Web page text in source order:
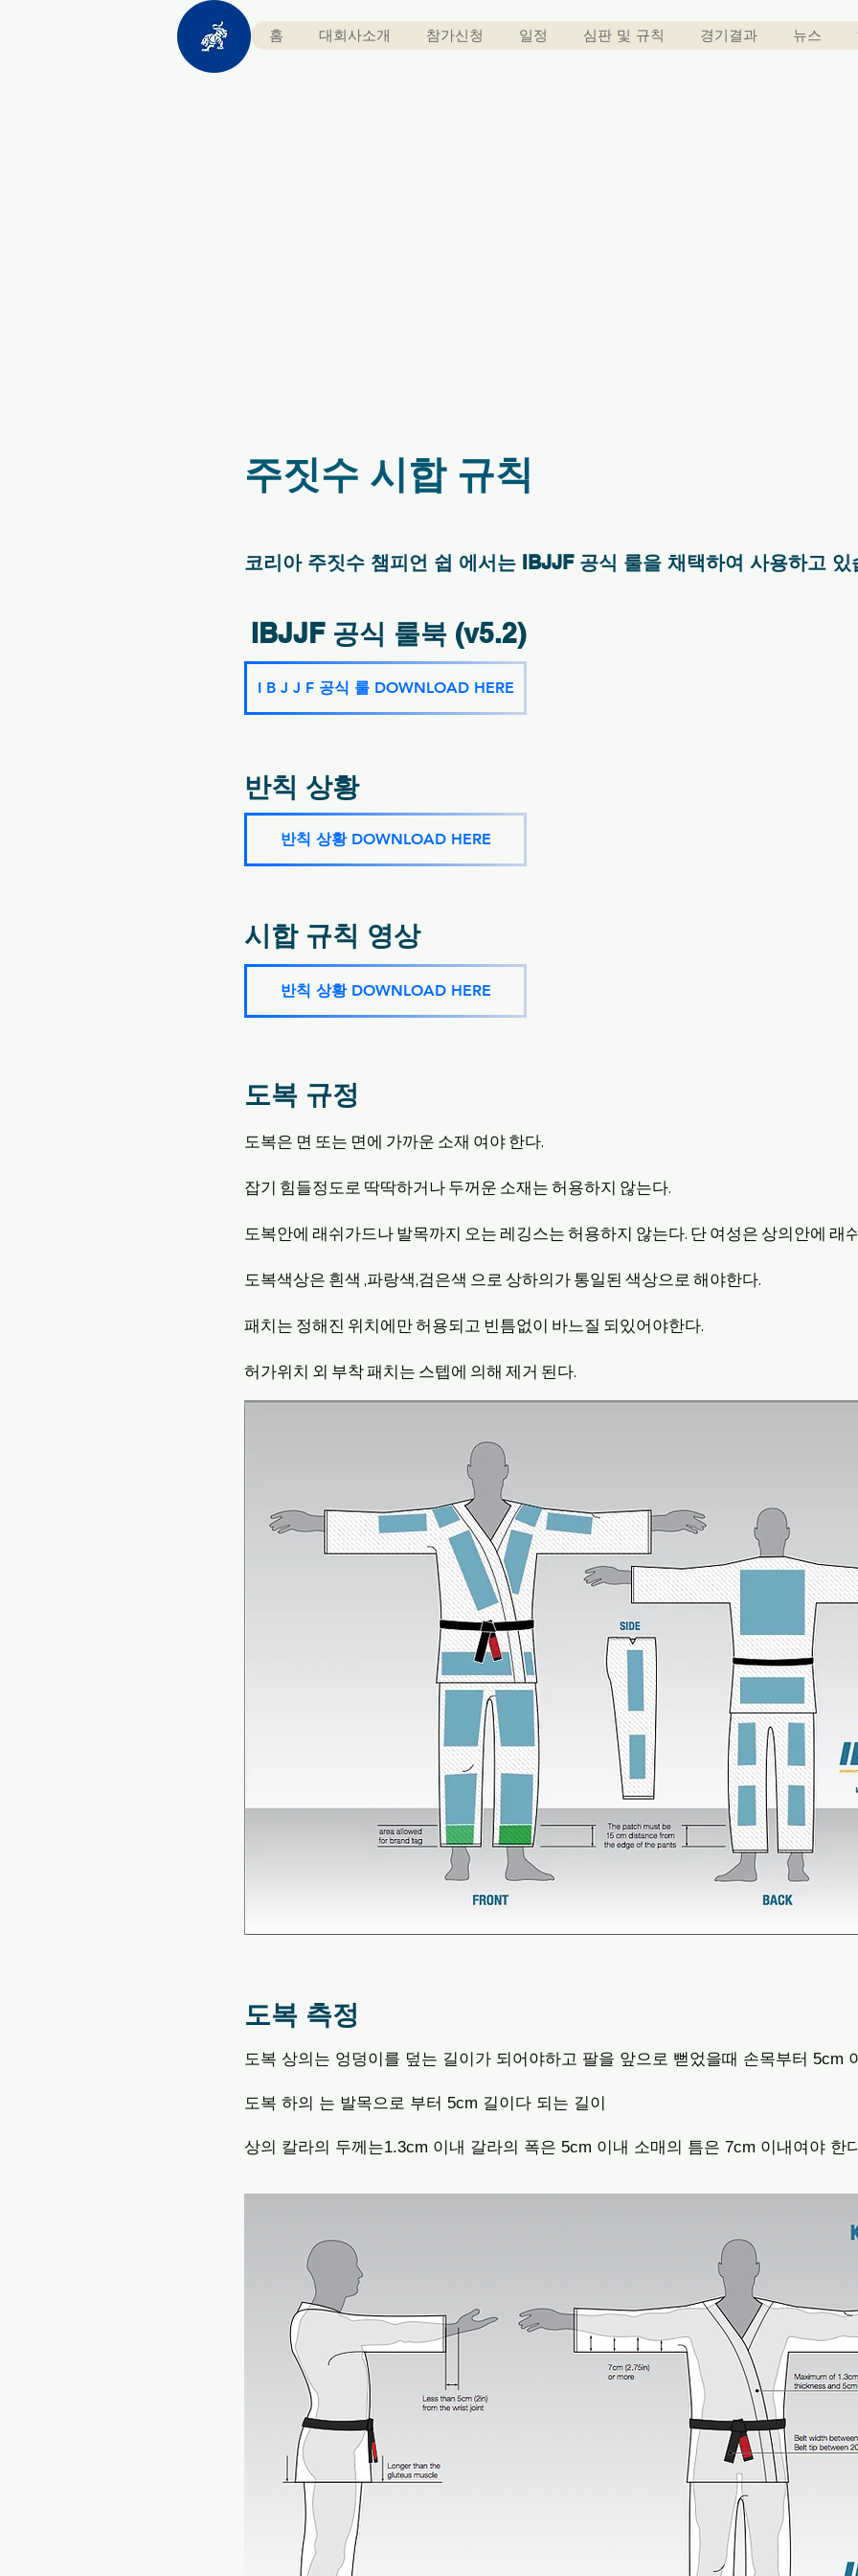
홈 대회사소개 참가신청 일정 심판 및 규칙 경기결과 뉴스
주짓수 시합 규칙
코리아 주짓수 챔피언 쉽 에서는 IBJJF 공식 룰을 채택하여 사용하고 있
IBJJF 공식 룰북 (v5.2)
I B J J F 공식 룰 DOWNLOAD HERE
​반칙 상황
반칙 상황 DOWNLOAD HERE
​시합 규칙 영상
반칙 상황 DOWNLOAD HERE
도복 규정
도복은 면 또는 면에 가까운 소재 여야 한다.
잡기 힘들정도로 딱딱하거나 두꺼운 소재는 허용하지 않는다.
도복안에 래쉬가드나 발목까지 오는 레깅스는 허용하지 않는다. 단 여성은 상의안에 래
도복색상은 흰색 ,파랑색,검은색 으로 상하의가 통일된 색상으로 해야한다.
패치는 정해진 위치에만 허용되고 빈틈없이 바느질 되있어야한다.
​허가위치 외 부착 패치는 스텝에 의해 제거 된다.
도복 측정
도복 상의는 엉덩이를 덮는 길이가 되어야하고 팔을 앞으로 뻗었을때 손목부터 5cm
도복 하의 는 발목으로 부터 5cm 길이다 되는 길이
상의 칼라의 두께는1.3cm 이내 갈라의 폭은 5cm 이내 소매의 틈은 7cm 이내여야 한